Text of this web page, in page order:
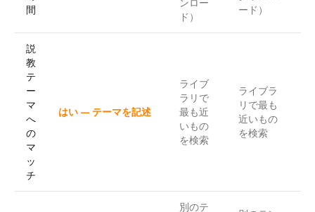
間
ンロー
ド）
ード）
説
教
テ
ー
マ
へ
の
マ
ッ
チ
はい — テーマを記述
ライブ
ラリで
最も近
いもの
を検索
ライブラ
リで最も
近いもの
を検索
別のテ